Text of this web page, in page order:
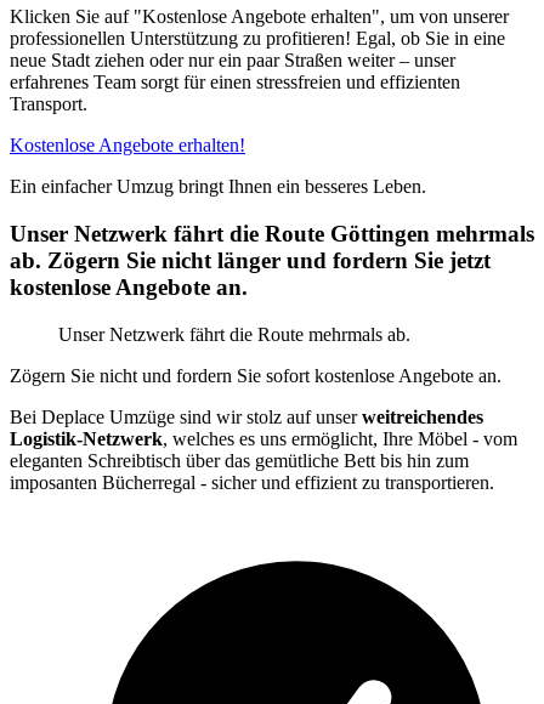
Klicken Sie auf "Kostenlose Angebote erhalten", um von unserer
professionellen Unterstützung zu profitieren! Egal, ob Sie in eine
neue Stadt ziehen oder nur ein paar Straßen weiter – unser
erfahrenes Team sorgt für einen stressfreien und effizienten
Transport.
Kostenlose Angebote erhalten!
Ein einfacher Umzug bringt Ihnen ein besseres Leben.
Unser Netzwerk fährt die Route Göttingen mehrmals
ab. Zögern Sie nicht länger und fordern Sie jetzt
kostenlose Angebote an.
Unser Netzwerk fährt die Route mehrmals ab.
Zögern Sie nicht und fordern Sie sofort kostenlose Angebote an.
Bei Deplace Umzüge sind wir stolz auf unserweitreichendes
Logistik-Netzwerk, welches es uns ermöglicht, Ihre Möbel - vom
eleganten Schreibtisch über das gemütliche Bett bis hin zum
imposanten Bücherregal - sicher und effizient zu transportieren.